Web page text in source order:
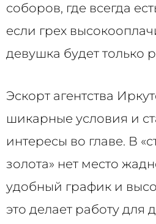
соборов, где всегда
если грех
девушка будет только
Эскорт агентства
шикарные условия и
интересы во главе. В
золота» нет место
удобный график и
это делает работу для